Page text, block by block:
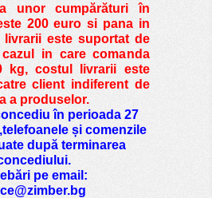
unor cumpărături în
200 euro si pana in
livrarii este suportat de
in care comanda
kg, costul livrarii este
client indiferent de
a produselor.
în perioada 27
și comenzile
după terminarea
pe email: